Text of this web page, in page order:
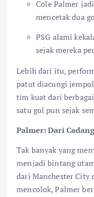
Cole Palmer
mencetak dua
PSG alami
sejak mereka
Lebih dari itu,
patut diacungi
tim kuat dari
satu gol pun sejak
Palmer: Dari
Tak banyak yang
menjadi bintang
dari Manchester City
mencolok, Palmer